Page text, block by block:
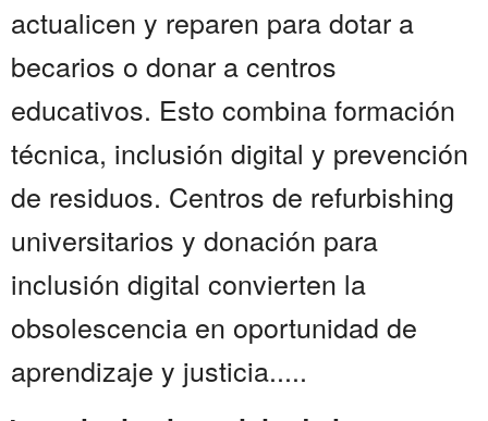
actualicen y reparen para dotar a
becarios o donar a centros
educativos. Esto combina formación
técnica, inclusión digital y prevención
de residuos. Centros de refurbishing
universitarios y donación para
inclusión digital convierten la
obsolescencia en oportunidad de
aprendizaje y justicia.....